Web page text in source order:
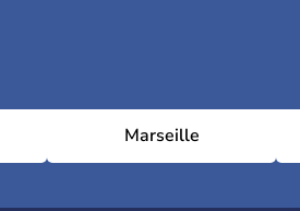
Marseille